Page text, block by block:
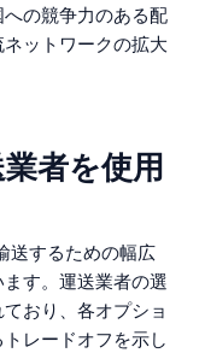
の競争力のある配
ットワークの拡大
者を使用
送するための幅広
す。運送業者の選
おり、各オプショ
レードオフを示し